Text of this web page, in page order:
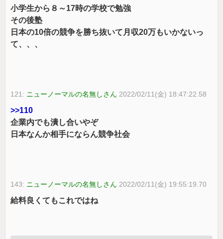
小学生から８～17時の学校で勉強
その後塾
日本の10倍の競争を勝ち抜いて月収20万もいかないっ
て、、、
121: ニューノーマルの名無しさん 2022/02/11(金) 18:47:22.58
>>110
企業内でも潰し合いやぞ
日本なんか相手にならん競争社会
143: ニューノーマルの名無しさん 2022/02/11(金) 19:55:19.70
給料良くてもこれではね